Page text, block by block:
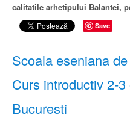
calitatile arhetipului Balantei,
Save
Scoala eseniana
Curs introductiv 2-
Bucuresti